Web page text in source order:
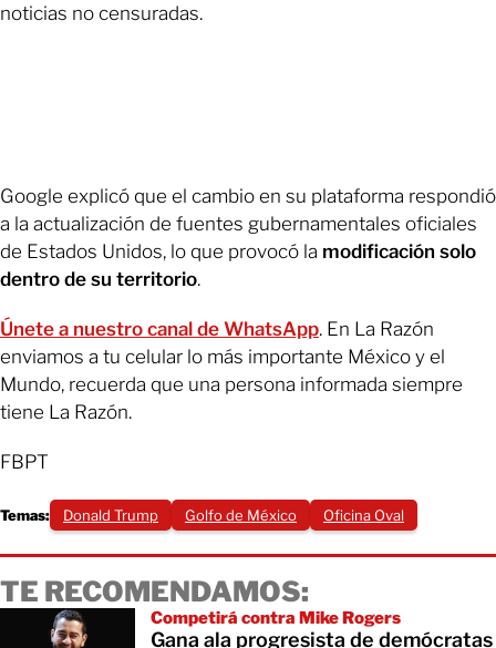
noticias no censuradas.
Google explicó que el cambio en su plataforma respondió
a la actualización de fuentes gubernamentales oficiales
de Estados Unidos, lo que provocó la modificación solo
dentro de su territorio.
Únete a nuestro canal de WhatsApp. En La Razón
enviamos a tu celular lo más importante México y el
Mundo, recuerda que una persona informada siempre
tiene La Razón.
FBPT
Temas: Donald Trump Golfo de México Oficina Oval
TE RECOMENDAMOS:
Competirá contra Mike Rogers
Gana ala progresista de demócratas